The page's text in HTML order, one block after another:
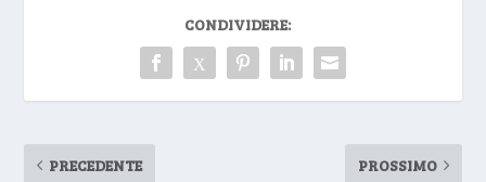
CONDIVIDERE:
PRECEDENTE PROSSIMO